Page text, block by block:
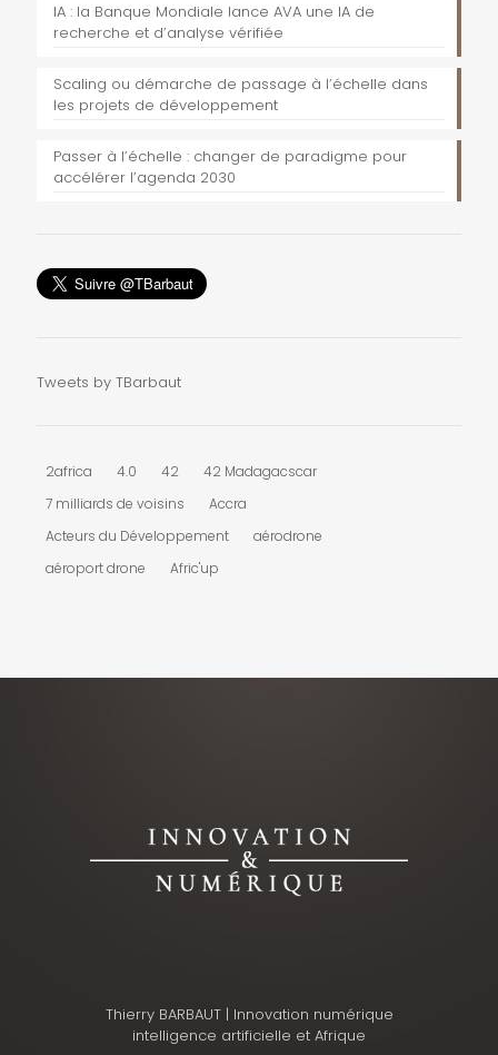
IA : la Banque Mondiale lance AVA une IA de
recherche et d’analyse vérifiée
Scaling ou démarche de passage à l’échelle dans
les projets de développement
Passer à l’échelle : changer de paradigme pour
accélérer l’agenda 2030
Tweets by TBarbaut
2africa 4.0 42
42 Madagacscar
7 milliards de voisins
Accra
Acteurs du Développement
aérodrone
aéroport drone
Afric'up
Thierry BARBAUT | Innovation numérique
intelligence artificielle et Afrique